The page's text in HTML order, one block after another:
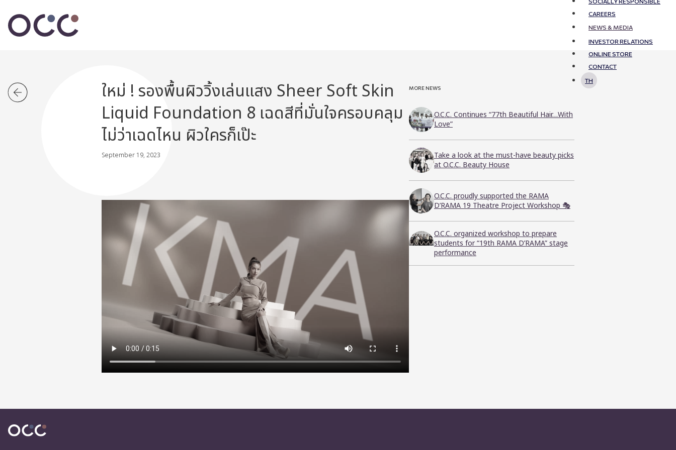
CAREERS
NEWS & MEDIA
INVESTOR RELATIONS
ONLINE STORE
CONTACT
TH
ใหม่ ! รองพื้นผิววิ้งเล่นแสง Sheer Soft Skin
Liquid Foundation 8 เฉดสีที่มั่นใจครอบคลุม
ไม่ว่าเฉดไหน ผิวใครก็เป๊ะ
September 19, 2023
MORE NEWS
O.C.C. Continues “77th Beautiful Hair…With
Love”
Take a look at the must-have beauty picks
at O.C.C. Beauty House
O.C.C. proudly supported the RAMA
D’RAMA 19 Theatre Project Workshop 🎭
O.C.C. organized workshop to prepare
students for “19th RAMA D’RAMA” stage
performance